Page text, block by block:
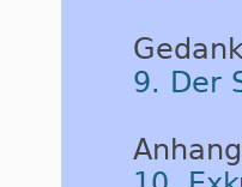
9. Der
Anhang